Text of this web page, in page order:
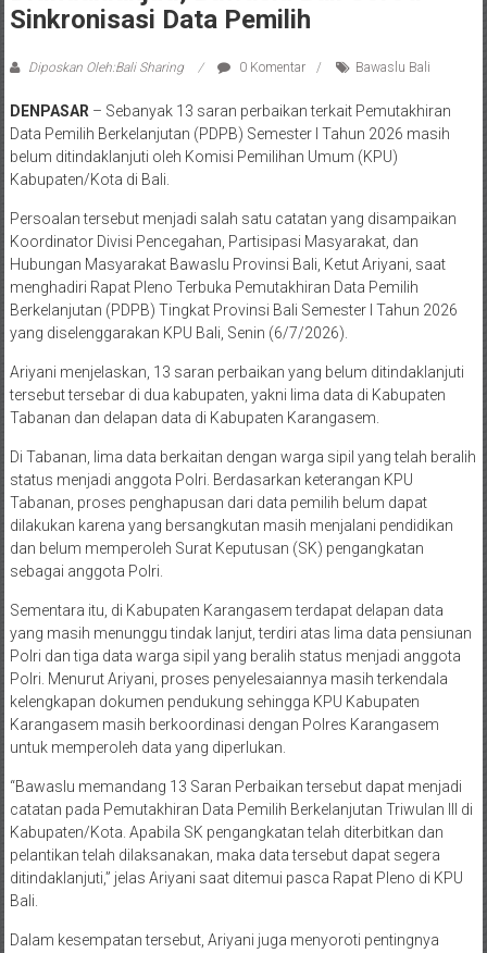
Sinkronisasi Data Pemilih
Diposkan Oleh:Bali Sharing 0 Komentar Bawaslu Bali
DENPASAR – Sebanyak 13 saran perbaikan terkait Pemutakhiran
Data Pemilih Berkelanjutan (PDPB) Semester I Tahun 2026 masih
belum ditindaklanjuti oleh Komisi Pemilihan Umum (KPU)
Kabupaten/Kota di Bali.
Persoalan tersebut menjadi salah satu catatan yang disampaikan
Koordinator Divisi Pencegahan, Partisipasi Masyarakat, dan
Hubungan Masyarakat Bawaslu Provinsi Bali, Ketut Ariyani, saat
menghadiri Rapat Pleno Terbuka Pemutakhiran Data Pemilih
Berkelanjutan (PDPB) Tingkat Provinsi Bali Semester I Tahun 2026
yang diselenggarakan KPU Bali, Senin (6/7/2026).
Ariyani menjelaskan, 13 saran perbaikan yang belum ditindaklanjuti
tersebut tersebar di dua kabupaten, yakni lima data di Kabupaten
Tabanan dan delapan data di Kabupaten Karangasem.
Di Tabanan, lima data berkaitan dengan warga sipil yang telah beralih
status menjadi anggota Polri. Berdasarkan keterangan KPU
Tabanan, proses penghapusan dari data pemilih belum dapat
dilakukan karena yang bersangkutan masih menjalani pendidikan
dan belum memperoleh Surat Keputusan (SK) pengangkatan
sebagai anggota Polri.
Sementara itu, di Kabupaten Karangasem terdapat delapan data
yang masih menunggu tindak lanjut, terdiri atas lima data pensiunan
Polri dan tiga data warga sipil yang beralih status menjadi anggota
Polri. Menurut Ariyani, proses penyelesaiannya masih terkendala
kelengkapan dokumen pendukung sehingga KPU Kabupaten
Karangasem masih berkoordinasi dengan Polres Karangasem
untuk memperoleh data yang diperlukan.
“Bawaslu memandang 13 Saran Perbaikan tersebut dapat menjadi
catatan pada Pemutakhiran Data Pemilih Berkelanjutan Triwulan III di
Kabupaten/Kota. Apabila SK pengangkatan telah diterbitkan dan
pelantikan telah dilaksanakan, maka data tersebut dapat segera
ditindaklanjuti,” jelas Ariyani saat ditemui pasca Rapat Pleno di KPU
Bali.
Dalam kesempatan tersebut, Ariyani juga menyoroti pentingnya